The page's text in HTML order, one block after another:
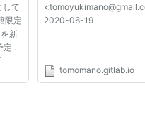
して
限定
新
で
，
こ
2020-06-19
tomomano.gitlab.io